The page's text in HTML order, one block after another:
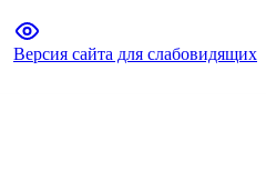
Версия сайта для слабовидящих